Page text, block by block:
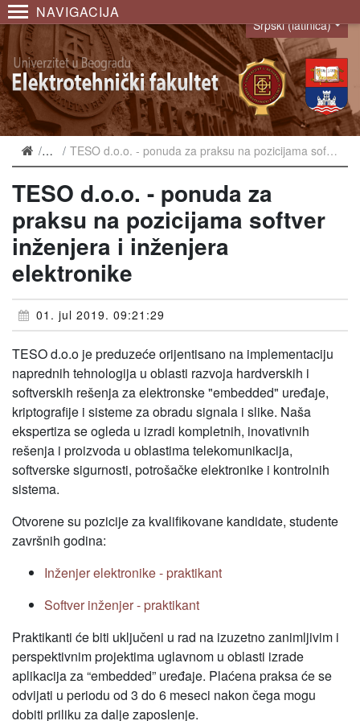
NAVIGACIJA
Language
Srpski (latinica)
VestiTESO d.o.o. - ponuda za praksu na pozicijama softver inženjera i inženjera elektronike
TESO d.o.o. - ponuda za
praksu na pozicijama softver
inženjera i inženjera
elektronike
01. jul 2019. 09:21:29
TESO d.o.o je preduzeće orijentisano na implementaciju
naprednih tehnologija u oblasti razvoja hardverskih i
softverskih rešenja za elektronske "embedded" uređaje,
kriptografije i sisteme za obradu signala i slike. Naša
ekspertiza se ogleda u izradi kompletnih, inovativnih
rešenja i proizvoda u oblastima telekomunikacija,
softverske sigurnosti, potrošačke elektronike i kontrolnih
sistema.
Otvorene su pozicije za kvalifikovane kandidate, studente
završnih godina:
Inženjer elektronike - praktikant
Softver inženjer - praktikant
Praktikanti će biti uključeni u rad na izuzetno zanimljivim i
perspektivnim projektima uglavnom u oblasti izrade
aplikacija za “embedded” uređaje. Plaćena praksa će se
odvijati u periodu od 3 do 6 meseci nakon čega mogu
dobiti priliku za dalje zaposlenje.